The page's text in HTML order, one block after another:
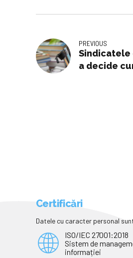
PREVIOUS
Sindicatele
a decide
Certificări
Datele cu caracter personal
ISO/IEC 27001:2018
Sistem de
informației